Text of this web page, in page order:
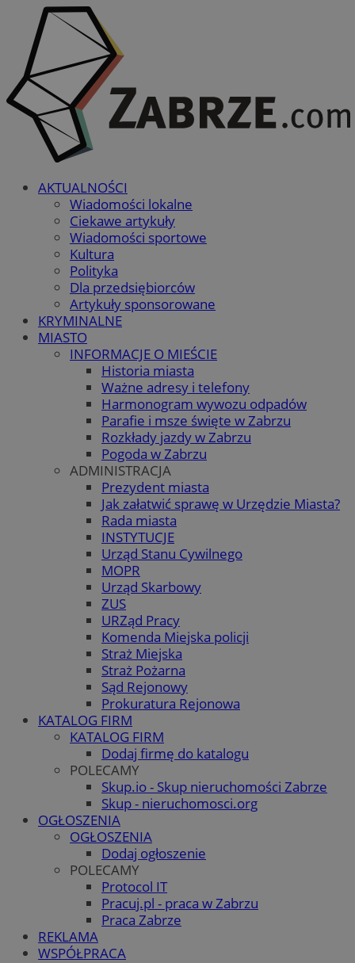
AKTUALNOŚCI
Wiadomości lokalne
Ciekawe artykuły
Wiadomości sportowe
Kultura
Polityka
Dla przedsiębiorców
Artykuły sponsorowane
KRYMINALNE
MIASTO
INFORMACJE O MIEŚCIE
Historia miasta
Ważne adresy i telefony
Harmonogram wywozu odpadów
Parafie i msze święte w Zabrzu
Rozkłady jazdy w Zabrzu
Pogoda w Zabrzu
ADMINISTRACJA
Prezydent miasta
Jak załatwić sprawę w Urzędzie Miasta?
Rada miasta
INSTYTUCJE
Urząd Stanu Cywilnego
MOPR
Urząd Skarbowy
ZUS
URZąd Pracy
Komenda Miejska policji
Straż Miejska
Straż Pożarna
Sąd Rejonowy
Prokuratura Rejonowa
KATALOG FIRM
KATALOG FIRM
Dodaj firmę do katalogu
POLECAMY
Skup.io - Skup nieruchomości Zabrze
Skup - nieruchomosci.org
OGŁOSZENIA
OGŁOSZENIA
Dodaj ogłoszenie
POLECAMY
Protocol IT
Pracuj.pl - praca w Zabrzu
Praca Zabrze
REKLAMA
WSPÓŁPRACA